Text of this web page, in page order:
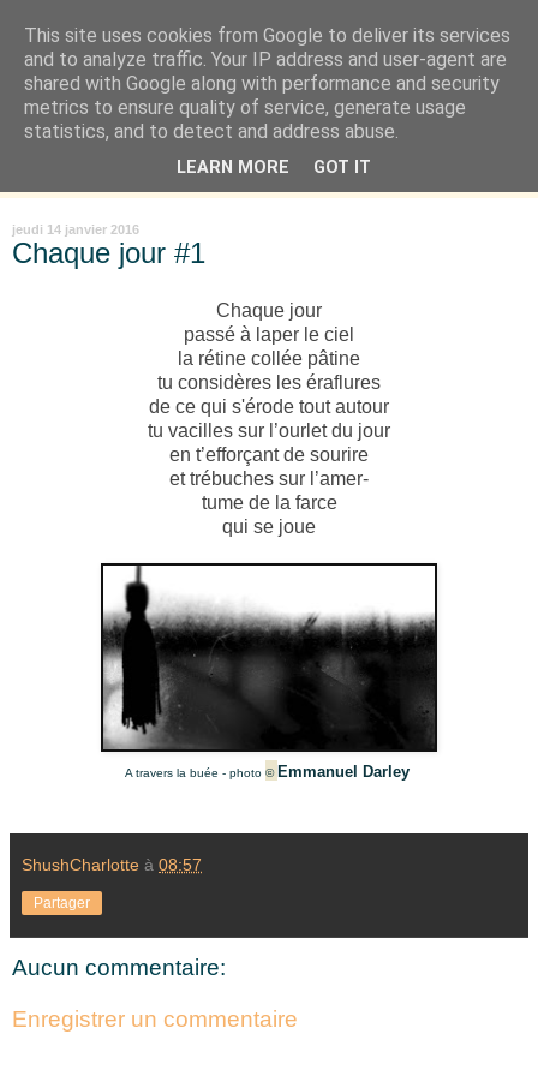
Là où je suis née
"Les temps sont durs pour les rêveurs" mais shush shush,
j'ai le cœur à l'affût et j'ouvre mon carnet de peau. « Soyez
vous-même, tous les autres sont déjà pris. » Oscar Wilde
jeudi 14 janvier 2016
Chaque jour #1
Chaque jour
passé à laper le ciel
la rétine collée pâtine
tu considères les éraflures
de ce qui s'érode tout autour
tu vacilles sur l’ourlet du jour
en t’efforçant de sourire
et trébuches sur l’amer-
tume de la farce
qui se joue
A travers la buée - photo © Emmanuel Darley
ShushCharlotte à 08:57
Partager
Aucun commentaire:
Enregistrer un commentaire
This site uses cookies from Google to deliver its services
and to analyze traffic. Your IP address and user-agent are
shared with Google along with performance and security
metrics to ensure quality of service, generate usage
statistics, and to detect and address abuse.
LEARN MORE GOT IT